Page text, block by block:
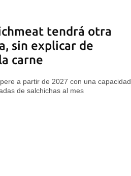
tendrá otra
sin explicar de
carne
a partir de 2027 con una capacidad
de salchichas al mes